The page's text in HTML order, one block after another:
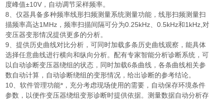
度峰值±10V，自动调节采样频率。
8、仪器具备多种频率线形扫频测量系统测量功能，线形扫频测量扫
描频率高达1MHz，频率扫描间隔可分为0.25kHz、0.5kHz和1kHz,对
变压器变形情况提供更多的分析。
9、提供历史曲线对比分析，可同时加载多条历史曲线观察，能具体
选择任意曲线进行横向和纵向分析。配有专家智能分析诊断系统，可
以自动诊断变压器绕组的状态，同时加载6条曲线，各条曲线相关参
数自动计算，自动诊断绕组的变形情况，给出诊断的参考结论。
10、软件管理功能*，充分考虑现场使用的需要，自动保存环境条件
参数，以便作变压器绕组变形诊断时提供依据。测量数据自动分析存